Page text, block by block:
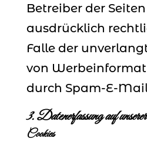
Betreiber der
ausdrücklich
Falle der
von
durch Spam-E-
3. Datenerfassung auf
Cookies